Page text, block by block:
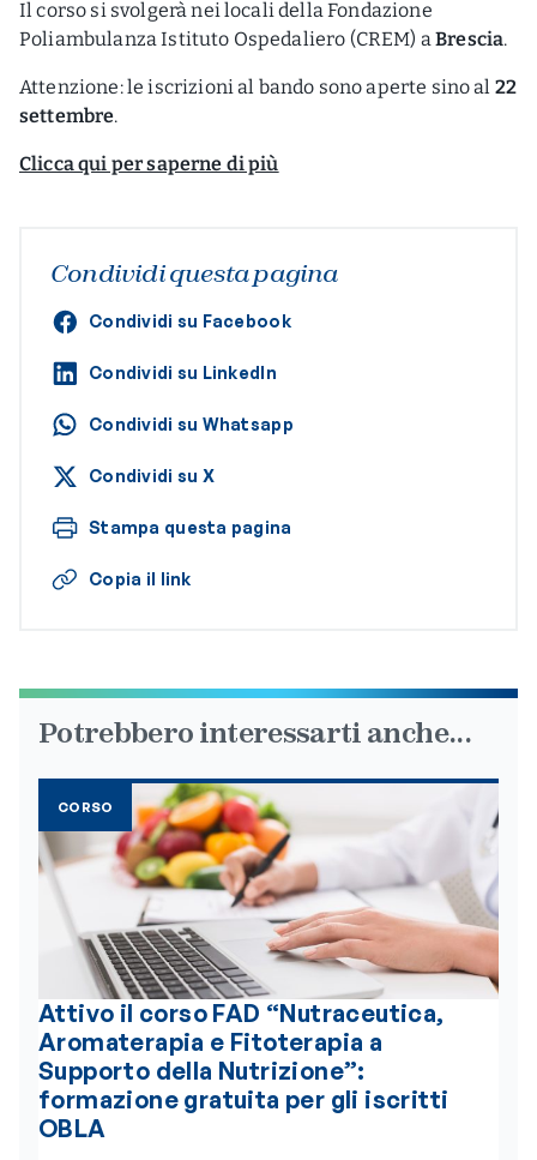
Il corso si svolgerà nei locali della Fondazione
Poliambulanza Istituto Ospedaliero (CREM) aBrescia.
Attenzione: le iscrizioni al bando sono aperte sino al 22
settembre.
Clicca qui per saperne di più
Condividi questa pagina
Condividi su Facebook
Condividi su LinkedIn
Condividi su Whatsapp
Condividi su X
Stampa questa pagina
Copia il link
Potrebbero interessarti anche...
CORSO
Attivo il corso FAD “Nutraceutica,
Aromaterapia e Fitoterapia a
Supporto della Nutrizione”:
formazione gratuita per gli iscritti
OBLA